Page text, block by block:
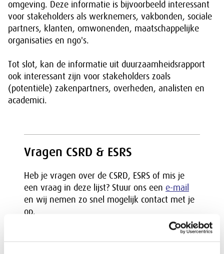
omgeving. Deze informatie is bijvoorbeeld interessant
voor stakeholders als werknemers, vakbonden, sociale
partners, klanten, omwonenden, maatschappelijke
organisaties en ngo's.
Tot slot, kan de informatie uit duurzaamheidsrapport
ook interessant zijn voor stakeholders zoals
(potentiële) zakenpartners, overheden, analisten en
academici.
Vragen CSRD & ESRS
Heb je vragen over de CSRD, ESRS of mis je
een vraag in deze lijst? Stuur ons een e-mail
en wij nemen zo snel mogelijk contact met je
op.
omstandigheden gaan, zullen niet via deze